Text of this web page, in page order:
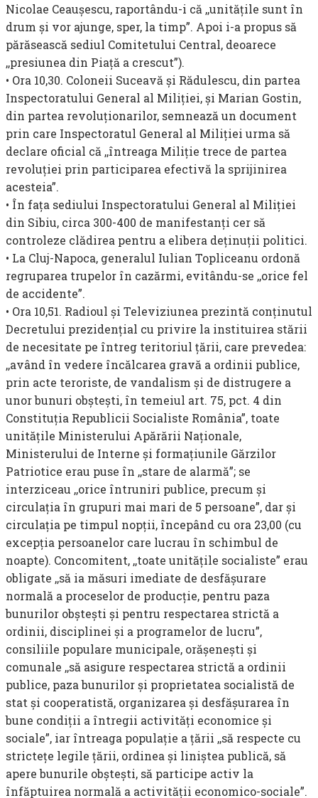
Nicolae Ceauşescu, raportându-i că ,,unităţile sunt în
drum şi vor ajunge, sper, la timp”. Apoi i-a propus să
părăsească sediul Comitetului Central, deoarece
,,presiunea din Piaţă a crescut”).
• Ora 10,30. Coloneii Suceavă şi Rădulescu, din partea
Inspec­toratului General al Miliţiei, şi Marian Gostin,
din partea revoluţionarilor, semnează un document
prin care Inspectoratul General al Miliţiei urma să
declare oficial că ,,întreaga Miliţie trece de partea
revoluţiei prin participarea efectivă la sprijinirea
acesteia”.
• În faţa sediului In­spectoratului General al Miliţiei
din Sibiu, circa 300-400 de manifestanţi cer să
controleze clădirea pentru a elibera deţinuţii politici.
• La Cluj-Napoca, generalul Iulian Topliceanu ordonă
regruparea trupelor în cazărmi, evitându-se ,,orice fel
de accidente”.
• Ora 10,51. Radioul şi Televiziunea prezintă conţinutul
De­cretului prezidenţial cu privire la instituirea stării
de necesitate pe în­treg teritoriul ţării, care prevedea:
,,având în vedere încălcarea gravă a ordinii publice,
prin acte teroriste, de vandalism şi de distrugere a
unor bunuri obşteşti, în temeiul art. 75, pct. 4 din
Constituţia Republicii Socialiste România”, toate
unităţile Ministerului Apărării Naţionale,
Ministerului de Interne şi formaţiunile Gărzilor
Patriotice erau puse în ,,stare de alarmă”; se
interziceau ,,orice întruniri publice, precum şi
circulaţia în grupuri mai mari de 5 persoane”, dar şi
circulaţia pe timpul nopţii, începând cu ora 23,00 (cu
excepţia persoanelor care lu­crau în schimbul de
noapte). Concomitent, ,,toate unităţile socialiste” erau
obligate ,,să ia măsuri imediate de desfăşurare
normală a pro­ceselor de producţie, pentru paza
bunurilor obşteşti şi pentru respecta­rea strictă a
ordinii, disciplinei şi a programelor de lucru”,
consiliile populare municipale, orăşeneşti şi
comunale ,,să asigure respectarea strictă a ordinii
publice, paza bunurilor şi proprietatea socialistă de
stat şi cooperatistă, organizarea şi desfăşurarea în
bune condiţii a în­tregii activităţi economice şi
sociale”, iar întreaga populaţie a ţării ,,să respecte cu
stricteţe legile ţării, ordinea şi liniştea publică, să
apere bunurile obşteşti, să participe activ la
înfăptuirea normală a activităţii economico-sociale”.